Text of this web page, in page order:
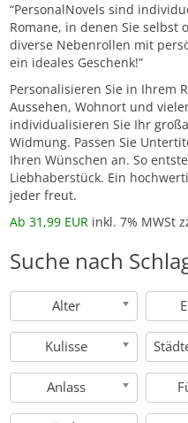
“PersonalNovels sind
Romane, in denen Sie
diverse Nebenrollen mit
ein ideales Geschenk!”
Personalisieren Sie in Ihrem
Aussehen, Wohnort und
individualisieren Sie Ihr
Widmung. Passen Sie
Ihren Wünschen an. So
Liebhaberstück. Ein
jeder freut.
Ab 31,99 EUR inkl. 7% MWSt
Suche nach
Alter
Kulisse
Anlass